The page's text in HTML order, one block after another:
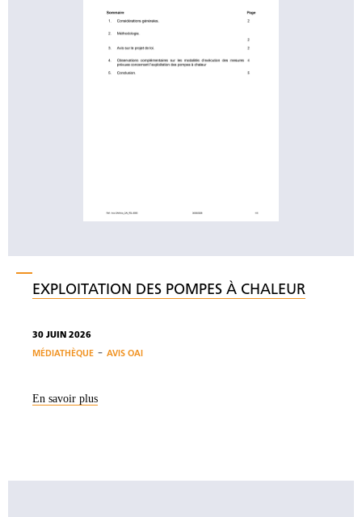
EXPLOITATION DES POMPES À CHALEUR
30 JUIN 2026
MÉDIATHÈQUE - AVIS OAI
En savoir plus